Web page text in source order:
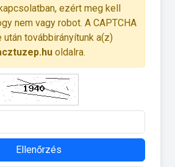
ezért meg kell
nem vagy robot. A CAPTCHA
továbbirányítunk a(z)
oldalra.
Ellenőrzés